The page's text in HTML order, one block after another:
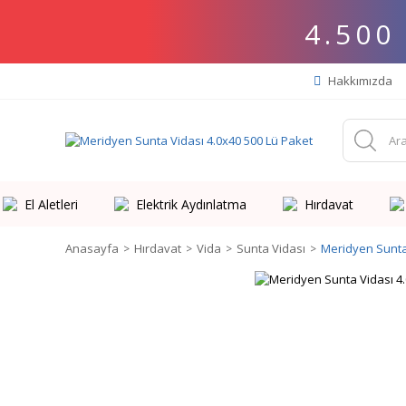
4.500
Hakkımızda
El Aletleri Elektrik Aydınlatma Hırdavat
Anasayfa Hırdavat Vida Sunta Vidası Meridyen